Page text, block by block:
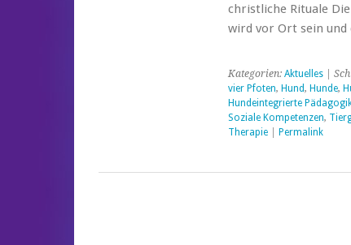
christliche Rituale
wird vor Ort sein
Kategorien: Aktuelles|
vier Pfoten, Hund, Hunde,
Hundeintegrierte
Soziale Kompetenzen,
Therapie| Permalink